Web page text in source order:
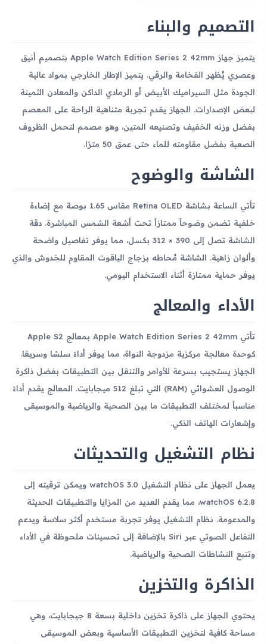
التصميم والبناء
يتميز جهاز Apple Watch Edition Series 2 42mm بتصميم أنيق
وعصري يُظهر الفخامة والرقي. يتميز الإطار الخارجي بمواد عالية
الجودة مثل السيراميك الأبيض أو الرمادي الداكن والمعادن الثمينة
لبعض الإصدارات. الجهاز يقدم تجربة متناهية الراحة على المعصم
بفضل وزنه الخفيف وتصنيعه المتين، وهو مصمم لتحمل الظروف
الصعبة بفضل مقاومته للماء حتى عمق 50 مترًا.
الشاشة والوضوح
تأتي الساعة بشاشة Retina OLED مقاس 1.65 بوصة مع إضاءة
خلفية تضمن وضوحاً ممتازاً تحت أشعة الشمس المباشرة. دقة
الشاشة تصل إلى 390 × 312 بكسل، مما يوفر تفاصيل واضحة
وألوان زاهية. الشاشة مُحاطه بزجاج الياقوت المقاوم للخدوش والذي
يوفر حماية ممتازة أثناء الاستخدام اليومي.
الأداء والمعالج
تأتي Apple Watch Edition Series 2 42mm بمعالج Apple S2
كوحدة معالجة مركزية مزدوجة النواة، مما يوفر أداءً سلسًا وسريعًا.
الجهاز يستجيب بسرعة للأوامر والتنقل بين التطبيقات بفضل ذاكرة
الوصول العشوائي (RAM) التي تبلغ 512 ميجابايت. المعالج يقدم أداءً
مناسباً لمختلف التطبيقات ما بين الصحية والرياضية والموسيقى
وإشعارات الهاتف الذكي.
نظام التشغيل والتحديثات
يعمل الجهاز على نظام التشغيل watchOS 3.0 ويمكن ترقيته إلى
watchOS 6.2.8، مما يقدم العديد من المزايا والتطبيقات الحديثة
والمدعومة. نظام التشغيل يوفر تجربة مستخدم أكثر سلاسة ويدعم
التفاعل الصوتي عبر Siri بالإضافة إلى تحسينات ملحوظة في الأداء
وتتبع النشاطات الصحية والرياضية.
الذاكرة والتخزين
يحتوي الجهاز على ذاكرة تخزين داخلية بسعة 8 جيجابايت، وهي
مساحة كافية لتخزين التطبيقات الأساسية وبعض الموسيقى